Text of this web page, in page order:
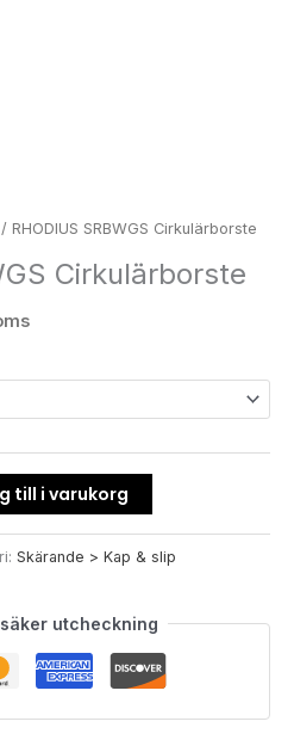
/ RHODIUS SRBWGS Cirkulärborste
Cirkulärborste
till i varukorg
Skärande > Kap & slip
utcheckning